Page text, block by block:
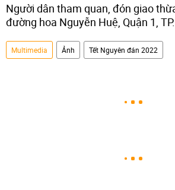
Người dân tham quan, đón giao
đường hoa Nguyễn Huệ, Quận 1,
Multimedia Ảnh Tết Nguyên đán 2022